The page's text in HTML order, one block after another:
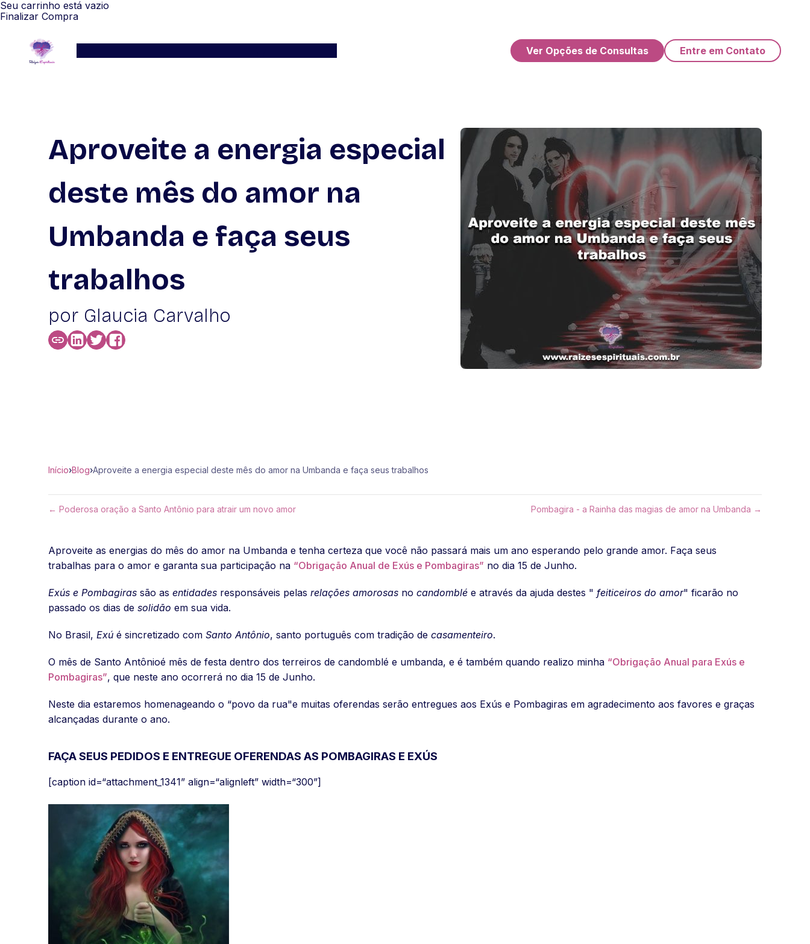
Seu carrinho está vazio
Finalizar Compra
Ver Opções de Consultas Entre em Contato
Aproveite a energia especial
deste mês do amor na
Umbanda e faça seus
trabalhos
por Glaucia Carvalho
Início›Blog›Aproveite a energia especial deste mês do amor na Umbanda e faça seus trabalhos
← Poderosa oração a Santo Antônio para atrair um novo amor Pombagira - a Rainha das magias de amor na Umbanda →
Aproveite as energias do mês do amor na Umbanda e tenha certeza que você não passará mais um ano esperando pelo grande amor. Faça seus
trabalhas para o amor e garanta sua participação na “Obrigação Anual de Exús e Pombagiras” no dia 15 de Junho.
Exús e Pombagiras são as entidades responsáveis pelas relações amorosas no candomblé e através da ajuda destes " feiticeiros do amor" ficarão no
passado os dias de solidão em sua vida.
No Brasil, Exú é sincretizado com Santo Antônio, santo português com tradição de casamenteiro.
O mês de Santo Antônioé mês de festa dentro dos terreiros de candomblé e umbanda, e é também quando realizo minha “Obrigação Anual para Exús e
Pombagiras”, que neste ano ocorrerá no dia 15 de Junho.
Neste dia estaremos homenageando o “povo da rua"e muitas oferendas serão entregues aos Exús e Pombagiras em agradecimento aos favores e graças
alcançadas durante o ano.
FAÇA SEUS PEDIDOS E ENTREGUE OFERENDAS AS POMBAGIRAS E EXÚS
[caption id=“attachment_1341” align=“alignleft” width=“300”]